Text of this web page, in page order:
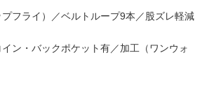
フライ）／ベルトループ9本／股ズレ軽減
ン・バックポケット有／加工（ワンウォ